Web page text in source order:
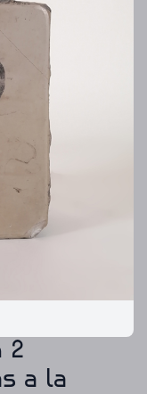
2
a la